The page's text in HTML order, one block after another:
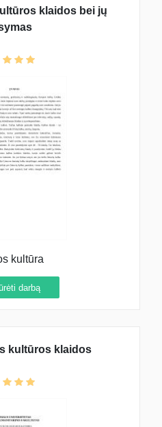
klaidos bei jų
kultūra
darbą
kultūros klaidos